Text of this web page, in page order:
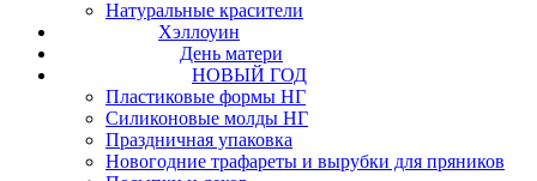
Натуральные красители
Хэллоуин
День матери
НОВЫЙ ГОД
Пластиковые формы НГ
Силиконовые молды НГ
Праздничная упаковка
Новогодние трафареты и вырубки для пряников